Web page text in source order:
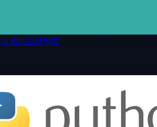
程式設計學院